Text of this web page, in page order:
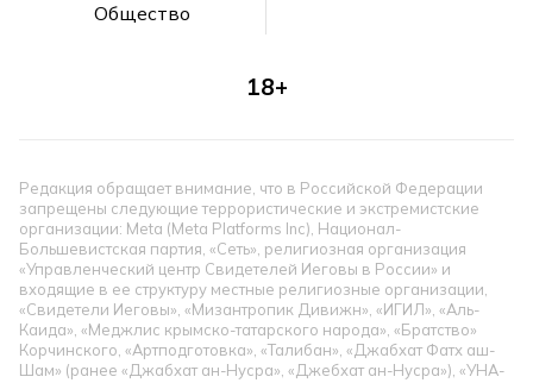
Общество
18+
Редакция обращает внимание, что в Российской Федерации
запрещены следующие террористические и экстремистские
организации: Meta (Meta Platforms Inc), Национал-
Большевистская партия, «Сеть», религиозная организация
«Управленческий центр Свидетелей Иеговы в России» и
входящие в ее структуру местные религиозные организации,
«Свидетели Иеговы», «Мизантропик Дивижн», «ИГИЛ», «Аль-
Каида», «Меджлис крымско-татарского народа», «Братство»
Корчинского, «Артподготовка», «Талибан», «Джабхат Фатх аш-
Шам» (ранее «Джабхат ан-Нусра», «Джебхат ан-Нусра»), «УНА-